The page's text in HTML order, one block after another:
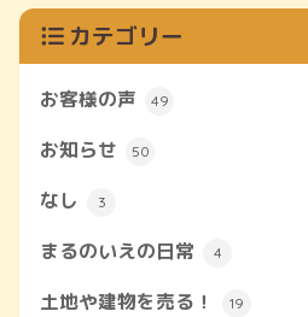
カテゴリー
お客様の声 49
お知らせ 50
なし 3
まるのいえの日常 4
土地や建物を売る！ 19